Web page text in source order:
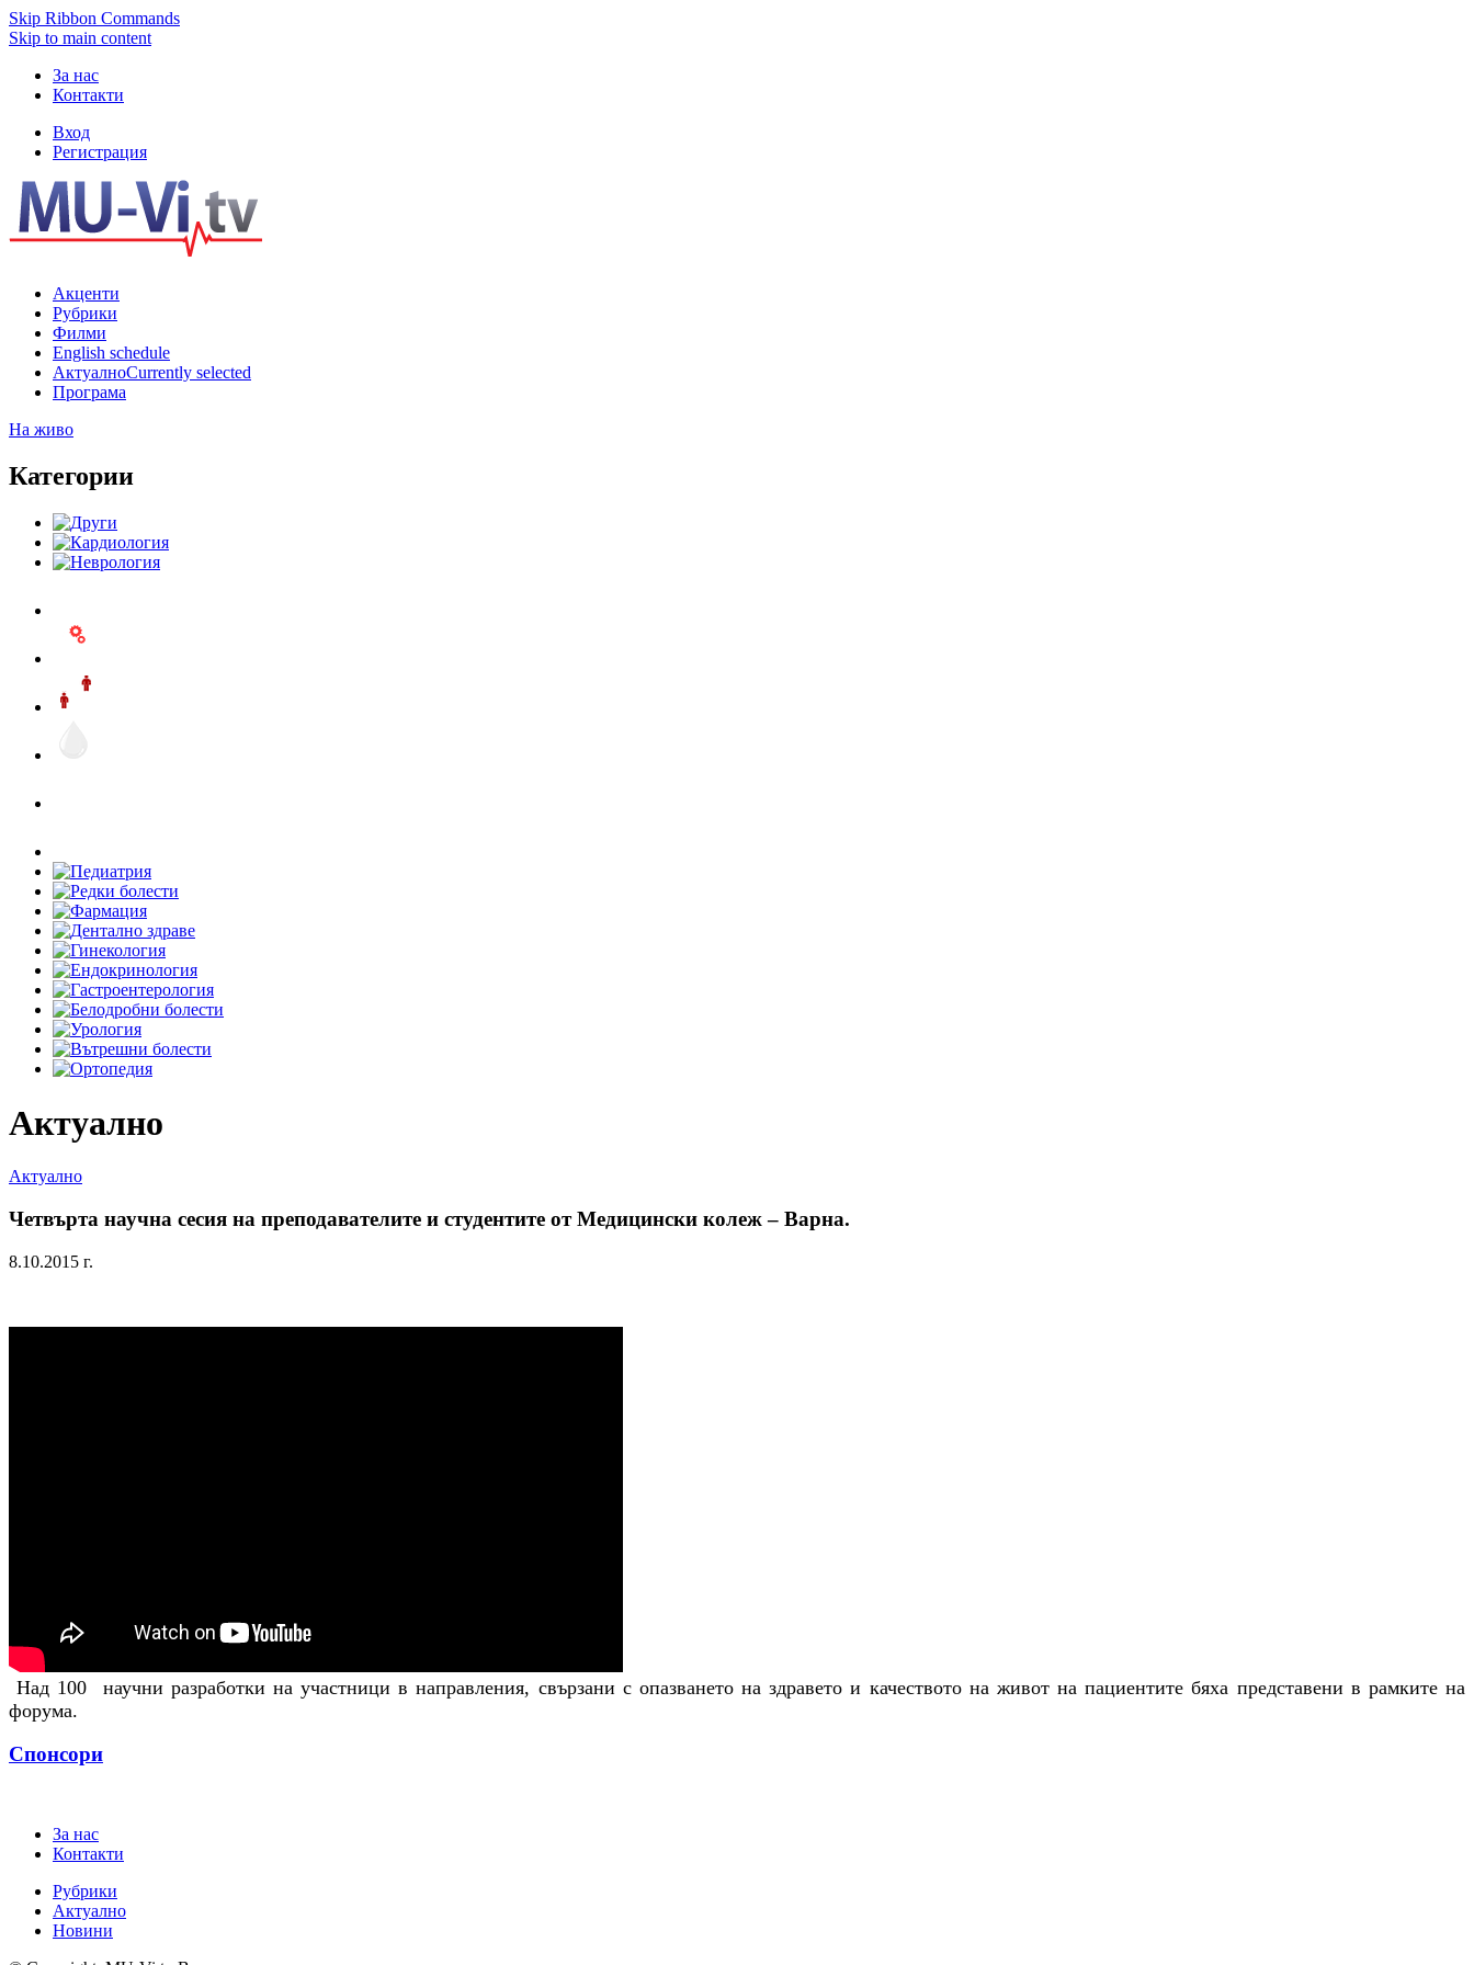
Skip Ribbon Commands
Skip to main content
За нас
Контакти
Вход
Регистрация
Акценти
Рубрики
Филми
English schedule
АктуалноCurrently selected
Програма
На живо
Категории
Актуално
Актуално
Четвърта научна сесия на преподавателите и студентите от Медицински колеж – Варна.
8.10.2015 г.
Над 100 научни разработки на участници в направления, свързани с опазването на здравето и качеството на живот на пациентите бяха представени в рамките на
форума.
Спонсори
За нас
Контакти
Рубрики
Актуално
Новини